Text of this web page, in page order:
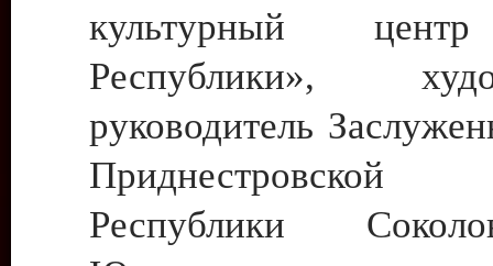
культурный
Республики»,
руководитель
Приднестровской
Республики